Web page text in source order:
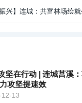
兴】连城：共富林场绘
坚在行动 | 连城莒溪
攻坚提速效
13